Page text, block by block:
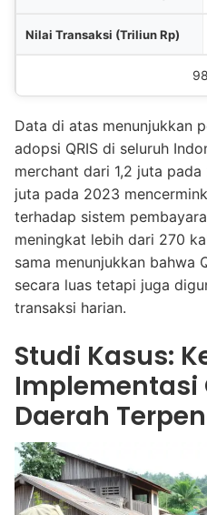
Data di atas menunjukkan
adopsi QRIS di seluruh
merchant dari 1,2 juta
juta pada 2023
terhadap sistem
meningkat lebih dari 270
sama menunjukkan bahwa
secara luas tetapi juga
transaksi harian.
Studi Kasus:
Implementasi
Daerah